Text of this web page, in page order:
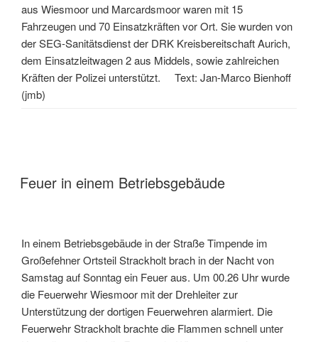
aus Wiesmoor und Marcardsmoor waren mit 15
Fahrzeugen und 70 Einsatzkräften vor Ort. Sie wurden von
der SEG-Sanitätsdienst der DRK Kreisbereitschaft Aurich,
dem Einsatzleitwagen 2 aus Middels, sowie zahlreichen
Kräften der Polizei unterstützt. Text: Jan-Marco Bienhoff
(jmb)
Feuer in einem Betriebsgebäude
In einem Betriebsgebäude in der Straße Timpende im
Großefehner Ortsteil Strackholt brach in der Nacht von
Samstag auf Sonntag ein Feuer aus. Um 00.26 Uhr wurde
die Feuerwehr Wiesmoor mit der Drehleiter zur
Unterstützung der dortigen Feuerwehren alarmiert. Die
Feuerwehr Strackholt brachte die Flammen schnell unter